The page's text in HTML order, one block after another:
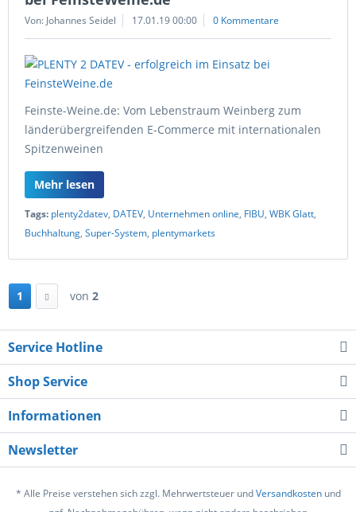
Von: Johannes Seidel 17.01.19 00:00 0 Kommentare
Feinste-Weine.de: Vom Lebenstraum Weinberg zum
länderübergreifenden E-Commerce mit internationalen
Spitzenweinen
Mehr lesen
Tags: plenty2datev, DATEV, Unternehmen online, FIBU, WBK Glatt,
Buchhaltung, Super-System, plentymarkets
1 von 2
Service Hotline
Shop Service
Informationen
Newsletter
* Alle Preise verstehen sich zzgl. Mehrwertsteuer undVersandkostenund